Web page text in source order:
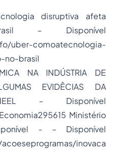
disruptiva afeta
– Disponível
uber-comoatecnologia-
no-brasil
NA INDÚSTRIA DE
EVIDÊCIAS DA
– Disponível
Ministério
- – Disponível
inovaca